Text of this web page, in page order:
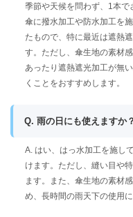
季節や天候を問わず、1本で
傘に撥水加工や防水加工を
たもので、特に最近は遮熱
す。ただし、傘生地の素材
あったり遮熱遮光加工が無
くことをおすすめします。
Q. 雨の日にも使えますか？
A. はい、はっ水加工を施し
けます。ただし、縫い目や
ます。また、傘生地の素材
め、長時間の雨天下の使用